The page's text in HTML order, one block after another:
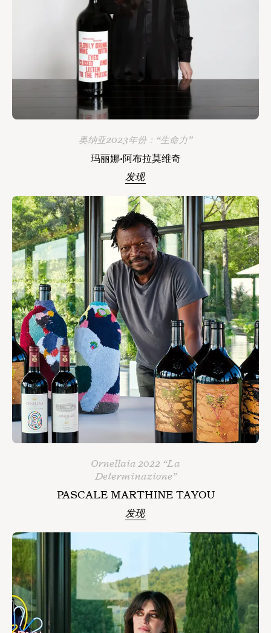
奥纳亚2023年份：“生命力”
玛丽娜·阿布拉莫维奇
发现
Ornellaia 2022 “La
Determinazione”
PASCALE MARTHINE TAYOU
发现